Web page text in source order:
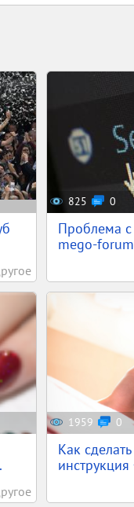
825 0
Проблема с
mego-
1959 0
Как